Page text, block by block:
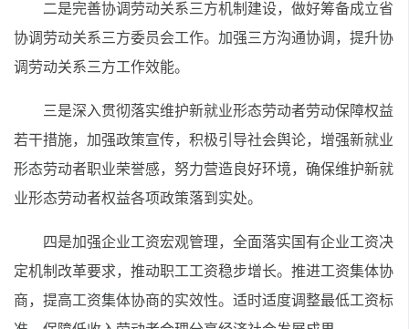
二是完善协调劳动关系三方机制建设，做好筹备成立省
协调劳动关系三方委员会工作。加强三方沟通协调，提升协
调劳动关系三方工作效能。
三是深入贯彻落实维护新就业形态劳动者劳动保障权益
若干措施，加强政策宣传，积极引导社会舆论，增强新就业
形态劳动者职业荣誉感，努力营造良好环境，确保维护新就
业形态劳动者权益各项政策落到实处。
四是加强企业工资宏观管理，全面落实国有企业工资决
定机制改革要求，推动职工工资稳步增长。推进工资集体协
商，提高工资集体协商的实效性。适时适度调整最低工资标